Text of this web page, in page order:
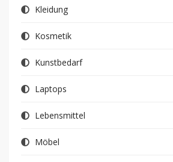
Kleidung
Kosmetik
Kunstbedarf
Laptops
Lebensmittel
Möbel